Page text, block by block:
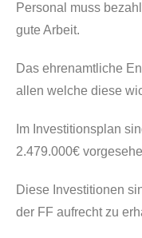
Personal muss
gute Arbeit.
Das ehrenamtliche
allen welche diese
Im Investitionsplan
2.479.000€
Diese Investitionen
der FF aufrecht zu